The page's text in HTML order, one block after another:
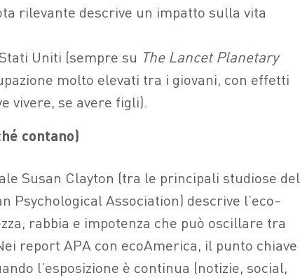
rilevante descrive un impatto sulla vita
Uniti (sempre su The Lancet Planetary
molto elevati tra i giovani, con effetti
vivere, se avere figli).
contano)
Susan Clayton (tra le principali studiose del
Psychological Association) descrive l’eco-
rabbia e impotenza che può oscillare tra
report APA con ecoAmerica, il punto chiave
l’esposizione è continua (notizie, social,